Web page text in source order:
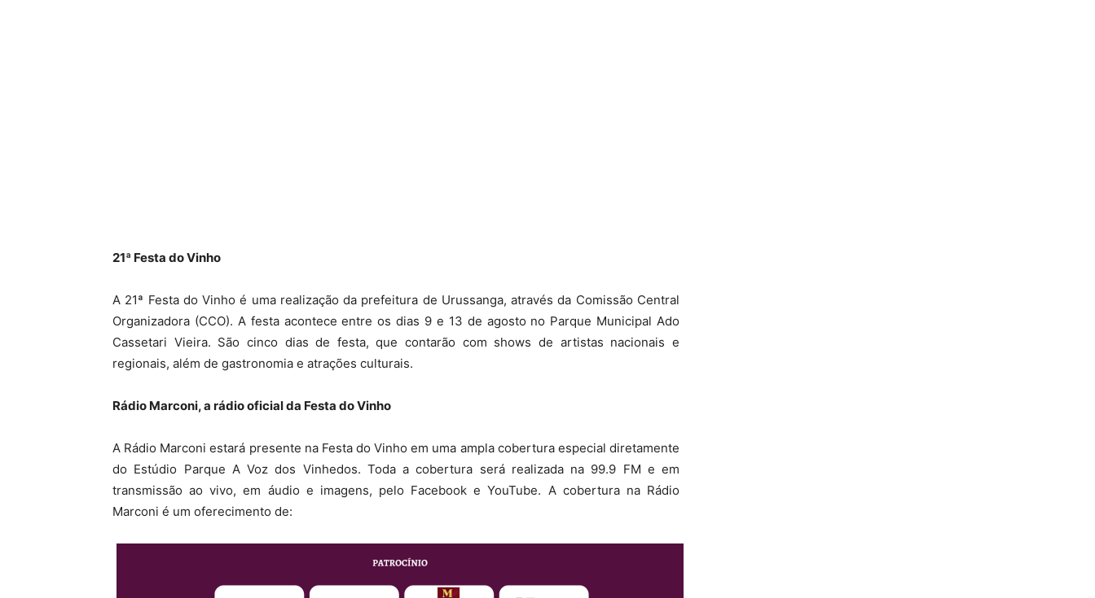
21ª Festa do Vinho
A 21ª Festa do Vinho é uma realização da prefeitura de Urussanga, através da Comissão Central
Organizadora (CCO). A festa acontece entre os dias 9 e 13 de agosto no Parque Municipal Ado
Cassetari Vieira. São cinco dias de festa, que contarão com shows de artistas nacionais e
regionais, além de gastronomia e atrações culturais.
Rádio Marconi, a rádio oficial da Festa do Vinho
A Rádio Marconi estará presente na Festa do Vinho em uma ampla cobertura especial diretamente
do Estúdio Parque A Voz dos Vinhedos. Toda a cobertura será realizada na 99.9 FM e em
transmissão ao vivo, em áudio e imagens, pelo Facebook e YouTube. A cobertura na Rádio
Marconi é um oferecimento de: